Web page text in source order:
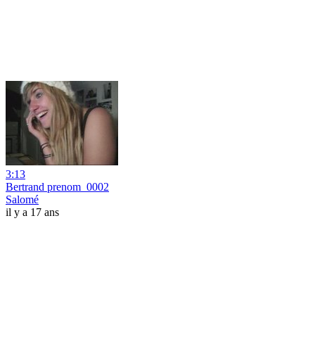
3:13
Bertrand prenom_0002
Salomé
il y a 17 ans